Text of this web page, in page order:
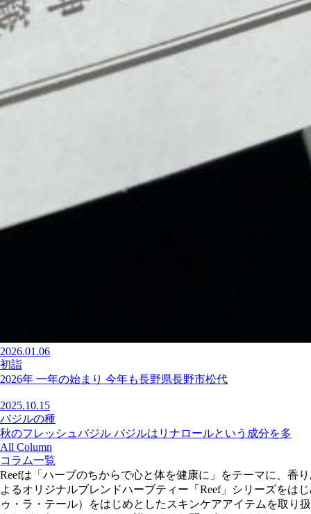
2026.01.06
初詣
2026年 一年の始まり 今年も長野県長野市松代
2025.10.15
バジルの種
秋のフレッシュバジル バジルはリナロールという成分を多
All Column
コラム一覧
Reefは「ハーブのちからで心と体を健康に」をテーマに、香
よるオリジナルブレンドハーブティー「Reef」シリーズをは
ゥ・ラ・テール）をはじめとしたスキンケアアイテムを取り